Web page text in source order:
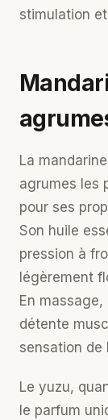
stimulation
La
agrumes les
pour ses
Son huile
pression à
légèrement
En
détente
sensation de
Le yuzu,
le parfum